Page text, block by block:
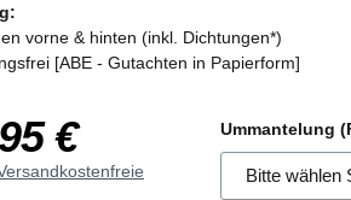
vorne & hinten (inkl. Dichtungen*)
[ABE - Gutachten in Papierform]
€ Ummantelung
Bitte wählen